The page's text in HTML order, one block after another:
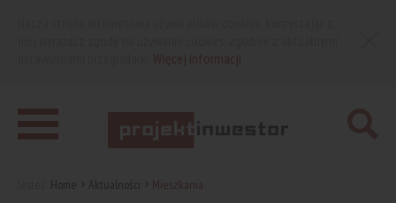
Home Aktualności Mieszkania